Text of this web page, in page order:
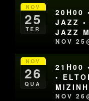
NOV
25
TER
20H00
JAZZ •
JAZZ
NOV
NOV
26
QUA
21H00
•
NOV